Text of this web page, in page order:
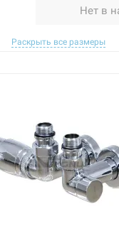
Нет в
Раскрыть все размеры